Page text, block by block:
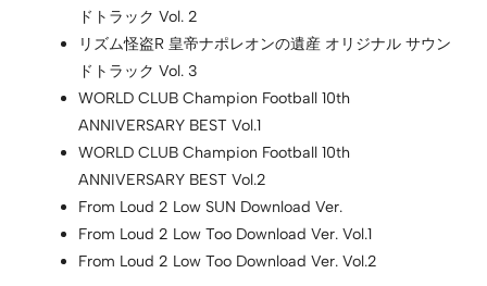
ドトラック Vol. 2
リズム怪盗R 皇帝ナポレオンの遺産 オリジナル サウン
ドトラック Vol. 3
WORLD CLUB Champion Football 10th
ANNIVERSARY BEST Vol.1
WORLD CLUB Champion Football 10th
ANNIVERSARY BEST Vol.2
From Loud 2 Low SUN Download Ver.
From Loud 2 Low Too Download Ver. Vol.1
From Loud 2 Low Too Download Ver. Vol.2